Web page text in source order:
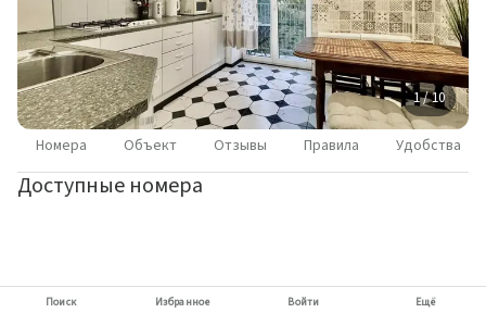
1 / 10
Номера Объект Отзывы Правила Удобства
Доступные номера
Поиск Избранное Войти Ещё